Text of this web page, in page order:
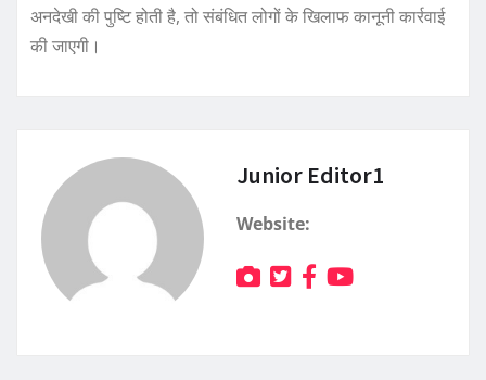
अनदेखी की पुष्टि होती है, तो संबंधित लोगों के खिलाफ कानूनी कार्रवाई
की जाएगी।
Junior Editor1
Website: